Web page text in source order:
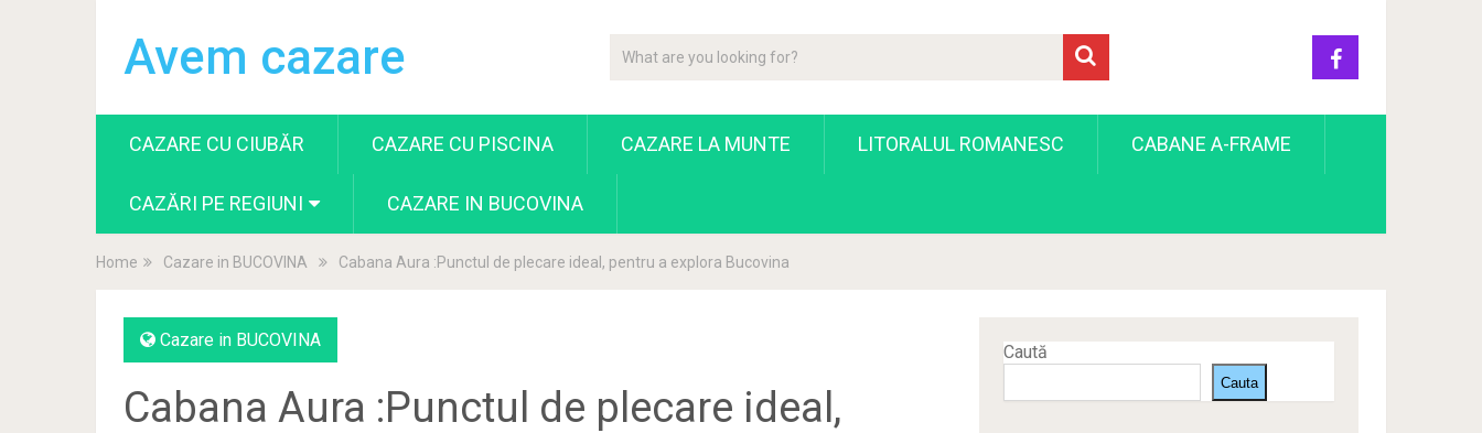
Avem cazare
CAZARE CU CIUBĂR CAZARE CU PISCINA CAZARE LA MUNTE LITORALUL ROMANESC CABANE A-FRAME
CAZĂRI PE REGIUNI CAZARE IN BUCOVINA
Home Cazare in BUCOVINA Cabana Aura :Punctul de plecare ideal, pentru a explora Bucovina
Cazare in BUCOVINA
Cabana Aura :Punctul de plecare ideal,
Caută
Cauta